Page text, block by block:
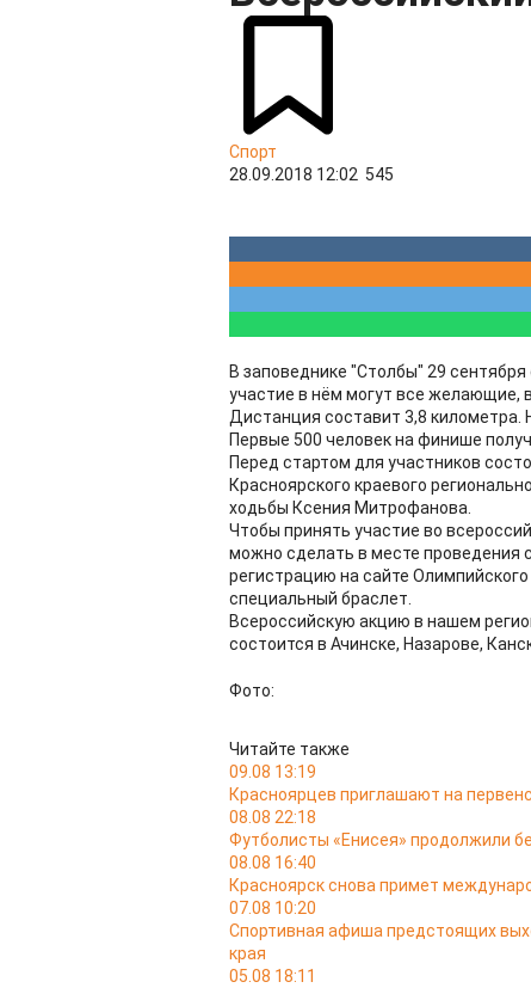
Спорт
28.09.2018 12:02 545
В заповеднике "Столбы" 29
участие в нём могут все желающие,
Дистанция составит 3,8 километра.
Первые 500 человек на финише
Перед стартом для участников
Красноярского краевого
ходьбы Ксения Митрофанова.
Чтобы принять участие во
можно сделать в месте проведения
регистрацию на сайте
специальный браслет.
Всероссийскую акцию в нашем
состоится в Ачинске, Назарове,
Фото:
Читайте также
09.08 13:19
Красноярцев приглашают на
08.08 22:18
Футболисты «Енисея» продолжили
08.08 16:40
Красноярск снова примет
07.08 10:20
Спортивная афиша предстоящих
края
05.08 18:11